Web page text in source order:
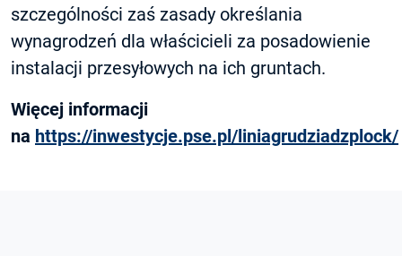
szczególności zaś zasady określania
wynagrodzeń dla właścicieli za posadowienie
instalacji przesyłowych na ich gruntach.
Więcej informacji
na https://inwestycje.pse.pl/liniagrudziadzplock/